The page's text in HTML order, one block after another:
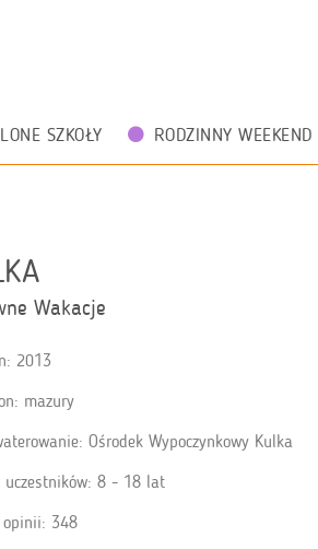
SZKOŁY RODZINNY WEEKEND
Wakacje
2013
mazury
Ośrodek Wypoczynkowy Kulka
uczestników: 8 - 18 lat
opinii: 348